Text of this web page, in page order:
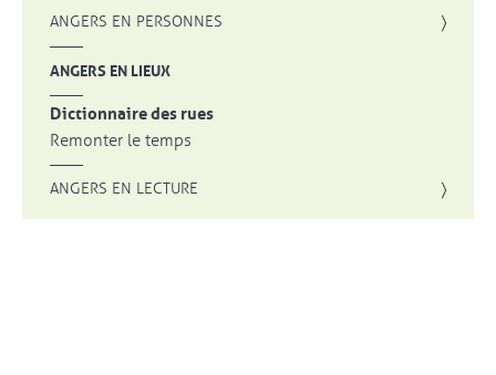
ANGERS EN PERSONNES
ANGERS EN LIEUX
Dictionnaire des rues
Remonter le temps
ANGERS EN LECTURE